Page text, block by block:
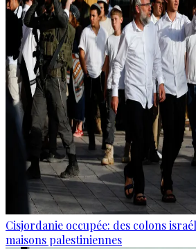
Cisjordanie occupée: des colons
maisons palestiniennes